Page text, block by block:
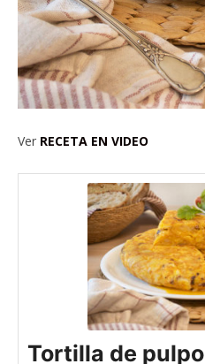
Ver RECETA EN VIDEO
Tortilla de pulpo